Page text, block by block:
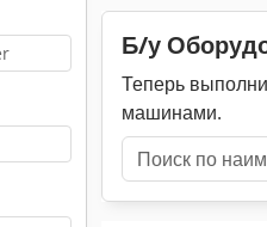
Б/у
Теперь
машинами.